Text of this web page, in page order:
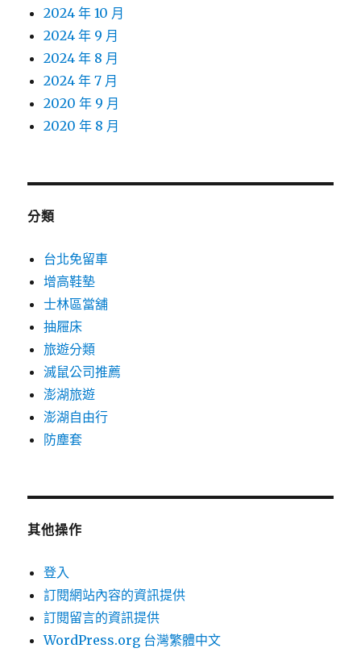
2024 年 10 月
2024 年 9 月
2024 年 8 月
2024 年 7 月
2020 年 9 月
2020 年 8 月
分類
台北免留車
增高鞋墊
士林區當舖
抽屜床
旅遊分類
滅鼠公司推薦
澎湖旅遊
澎湖自由行
防塵套
其他操作
登入
訂閱網站內容的資訊提供
訂閱留言的資訊提供
WordPress.org 台灣繁體中文